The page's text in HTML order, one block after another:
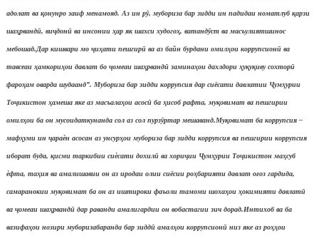
адолат ва қонунро заиф менамояд. Аз ин рӯ, мубориза бар зидди ин падидаи номатлуб қарзи
шаҳрвандӣ, виҷдонӣва инсонии ҳар як шахси худогоҳ, ватандӯст ва масъулиятшинос
мебошад.Дар кишвари мо ҷиҳати пешгирӣва аз байн бурдани омилҳои коррупсионӣва
тавсеаи ҳамкориҳои давлат бо ҷомеаи шаҳрвандӣзаминаҳои дахлдори ҳуқуқиву сохторӣ
фароҳам оварда шудаанд”. Мубориза бар зидди коррупсия дар сиёсати давлатии Ҷумҳурии
Тоҷикистон ҳамеша яке аз масъалаҳои асосӣба ҳисоб рафта, муқовимат ва пешгирии
омилҳои ба он мусоидаткунанда сол аз сол пурзӯртар мешаванд.Муқовимат ба коррупсия –
мафҳуми ин ҷараѐн асосан аз унсурҳои мубориза бар зидди коррупсия ва пешгирии коррупсия
иборат буда, қисми таркибии сиѐсати дохилӣва хориҷии Ҷумҳурии Тоҷикистон маҳсуб
ѐфта, таҳия ва амалишавии он аз иродаи олии сиёсии роҳбарияти давлат оғоз гардида,
самаранокии муқовимат ба он аз иштироки фаъоли тамоми шохаҳои ҳокимияти давлатӣ
ва ҷомеаи шаҳрвандӣдар раванди амалигардии он вобастагии зич дорад.Интихоб ва ба
вазифаҳои нозири муборизабаранда бар зиддӣамалҳои коррупсионӣниз яке аз роҳҳои